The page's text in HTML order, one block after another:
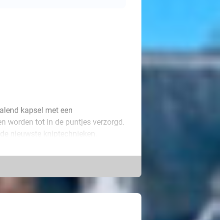
kapsel met een
worden tot in de puntjes verzorgd.
nieuwste kniptechnieken,
gedroogd. Je kunt er
een verf zonder ammonia van